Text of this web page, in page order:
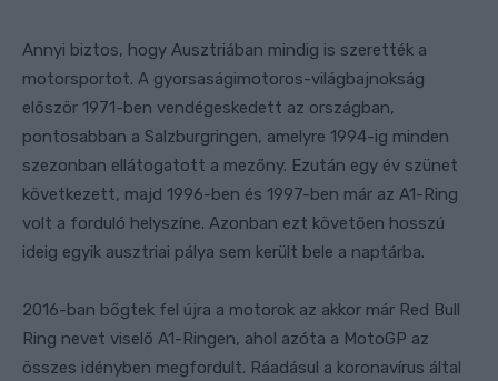
Annyi biztos, hogy Ausztriában mindig is szerették a
motorsportot. A gyorsaságimotoros-világbajnokság
először 1971-ben vendégeskedett az országban,
pontosabban a Salzburgringen, amelyre 1994-ig minden
szezonban ellátogatott a mezőny. Ezután egy év szünet
következett, majd 1996-ben és 1997-ben már az A1-Ring
volt a forduló helyszíne. Azonban ezt követően hosszú
ideig egyik ausztriai pálya sem került bele a naptárba.
2016-ban bőgtek fel újra a motorok az akkor már Red Bull
Ring nevet viselő A1-Ringen, ahol azóta a MotoGP az
összes idényben megfordult. Ráadásul a koronavírus által